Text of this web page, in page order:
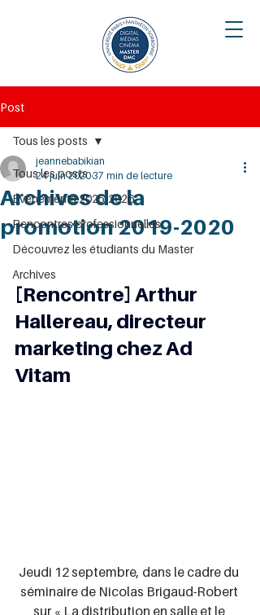
Post
Tous les posts
Évènements 2025-2026
Rencontres professionnelles
Découvrez les étudiants du Master
Archives
Tous les posts
Archives de la
promotion 2019-2020
jeannebabikian
24 juin 202037 min de lecture
[Rencontre] Arthur
Hallereau, directeur
marketing chez Ad
Vitam
Jeudi 12 septembre, dans le cadre du
séminaire de Nicolas Brigaud-Robert
sur « La distribution en salle et le